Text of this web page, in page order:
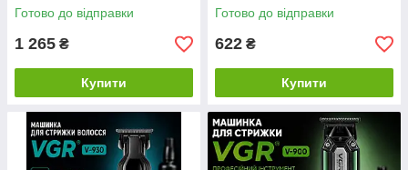
Готово до відправки
1 265 ₴
Купити
Готово до відправки
622 ₴
Купити